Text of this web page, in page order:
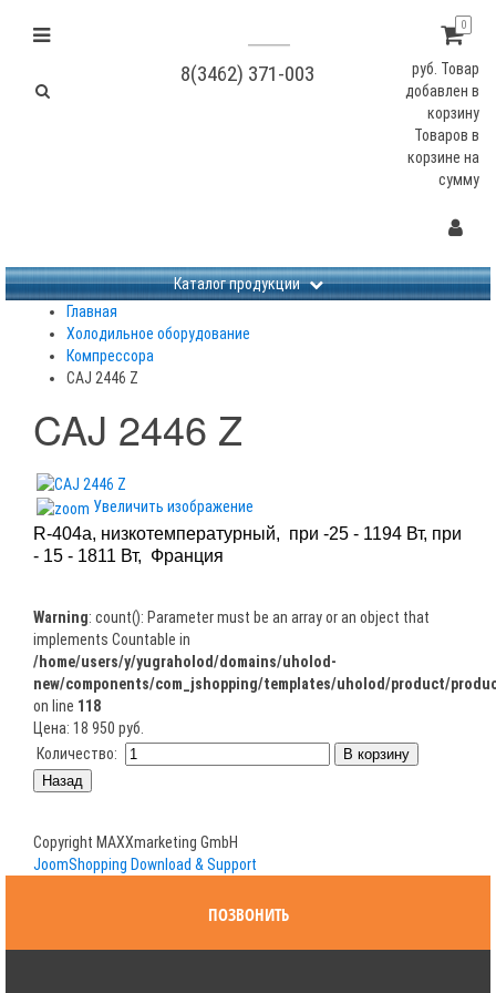
8(3462) 371-003
0
руб. Товар
добавлен в
корзину
Товаров в
корзине на
сумму
Не заданы изображения Каталог продукции
Главная
Холодильное оборудование
Компрессора
CAJ 2446 Z
CAJ 2446 Z
Увеличить изображение
R-404a, низкотемпературный, при -25 - 1194 Вт, при
- 15 - 1811 Вт, Франция
Warning: count(): Parameter must be an array or an object that
implements Countable in
/home/users/y/yugraholod/domains/uholod-
new/components/com_jshopping/templates/uholod/product/
on line 118
Цена: 18 950 руб.
Количество:
Copyright MAXXmarketing GmbH
JoomShopping Download & Support
ПОЗВОНИТЬ